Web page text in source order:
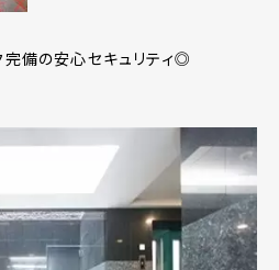
完備の安心セキュリティ◎